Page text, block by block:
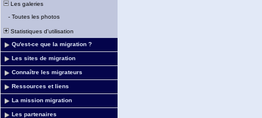
Les galeries
- Toutes les photos
Statistiques d'utilisation
Qu'est-ce que la migration ?
Les sites de migration
Connaître les migrateurs
Ressources et liens
La mission migration
Les partenaires